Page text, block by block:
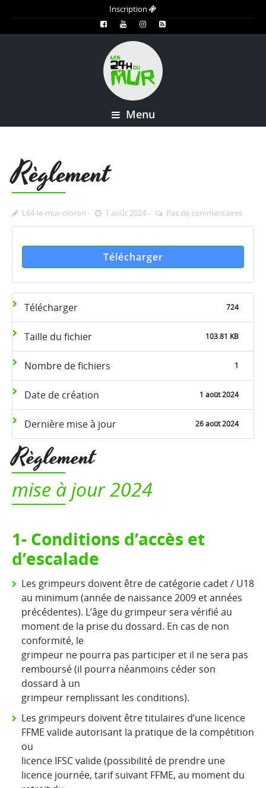
Inscription
Menu
Règlement
L64-le-mur-oloron 1 août 2024 Pas de commentaires
Télécharger
Télécharger 724
Taille du fichier 103.81 KB
Nombre de fichiers 1
Date de création 1 août 2024
Dernière mise à jour 26 août 2024
Règlement
mise à jour 2024
1- Conditions d’accès et
d’escalade
Les grimpeurs doivent être de catégorie cadet / U18
au minimum (année de naissance 2009 et années
précédentes). L’âge du grimpeur sera vérifié au
moment de la prise du dossard. En cas de non
conformité, le
grimpeur ne pourra pas participer et il ne sera pas
remboursé (il pourra néanmoins céder son
dossard à un
grimpeur remplissant les conditions).
Les grimpeurs doivent être titulaires d’une licence
FFME valide autorisant la pratique de la compétition
ou
licence IFSC valide (possibilité de prendre une
licence journée, tarif suivant FFME, au moment du